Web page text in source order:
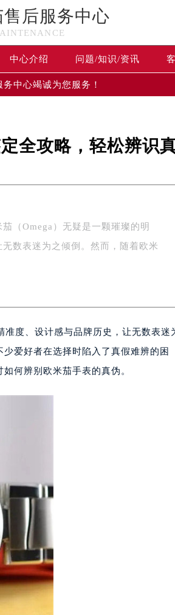
后服务中心
中心介绍 问题/知识/资讯
中心竭诚为您服务！
全攻略，轻松辨识
（Omega）无疑是一颗璀璨的明
数表迷为之倾倒。然而，随着欧米
准度、设计感与品牌历史，让无数表迷
爱好者在选择时陷入了真假难辨的困
何辨别欧米茄手表的真伪。